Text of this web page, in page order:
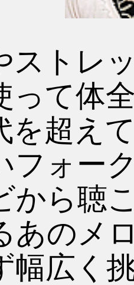
ストレ
って体
を超え
フォー
から聴
あのメ
幅広く